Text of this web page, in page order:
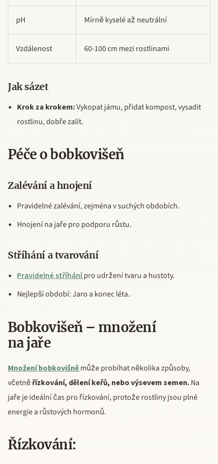
pH Mírně kyselé až neutrální
Vzdálenost 60-100 cm mezi rostlinami
Jak sázet
Krok za krokem:Vykopat jámu, přidat kompost, vysadit
rostlinu, dobře zalít.
Péče o bobkovišeň
Zalévání a hnojení
Pravidelné zalévání, zejména v suchých obdobích.
Hnojení na jaře pro podporu růstu.
Stříhání a tvarování
Pravidelné stříhánípro udržení tvaru a hustoty.
Nejlepší období: Jaro a konec léta.
Bobkovišeň – množení
na jaře
Množení bobkovišněmůže probíhat několika způsoby,
včetněřízkování, dělení keřů, nebo výsevem semen.Na
jaře je ideální čas pro řízkování, protože rostliny jsou plné
energie a růstových hormonů.
Řízkování: